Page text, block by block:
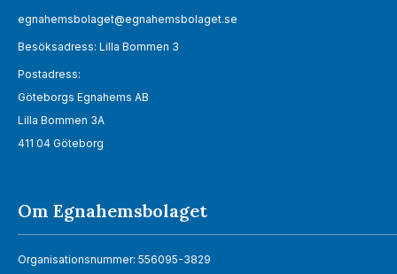
egnahemsbolaget@egnahemsbolaget.se
Besöksadress: Lilla Bommen 3
Postadress:
Göteborgs Egnahems AB
Lilla Bommen 3A
411 04 Göteborg
Om Egnahemsbolaget
Organisationsnummer: 556095-3829